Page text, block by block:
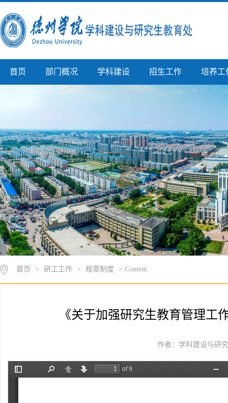
首页 部门概况 学科建设 招生工作 培养工
首页 > 研工工作 > 规章制度 > Content
《关于加强研究生教育管理工
作者：学科建设与研